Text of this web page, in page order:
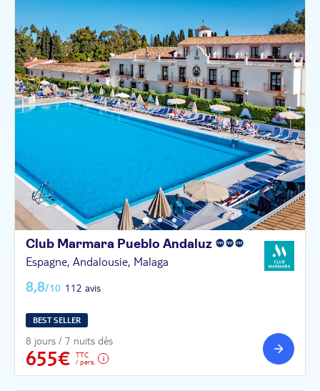
Club Marmara Pueblo Andaluz
Espagne, Andalousie, Malaga
8,8/10 112 avis
BEST SELLER
8 jours / 7 nuits dès
655€
TTC
/ pers.